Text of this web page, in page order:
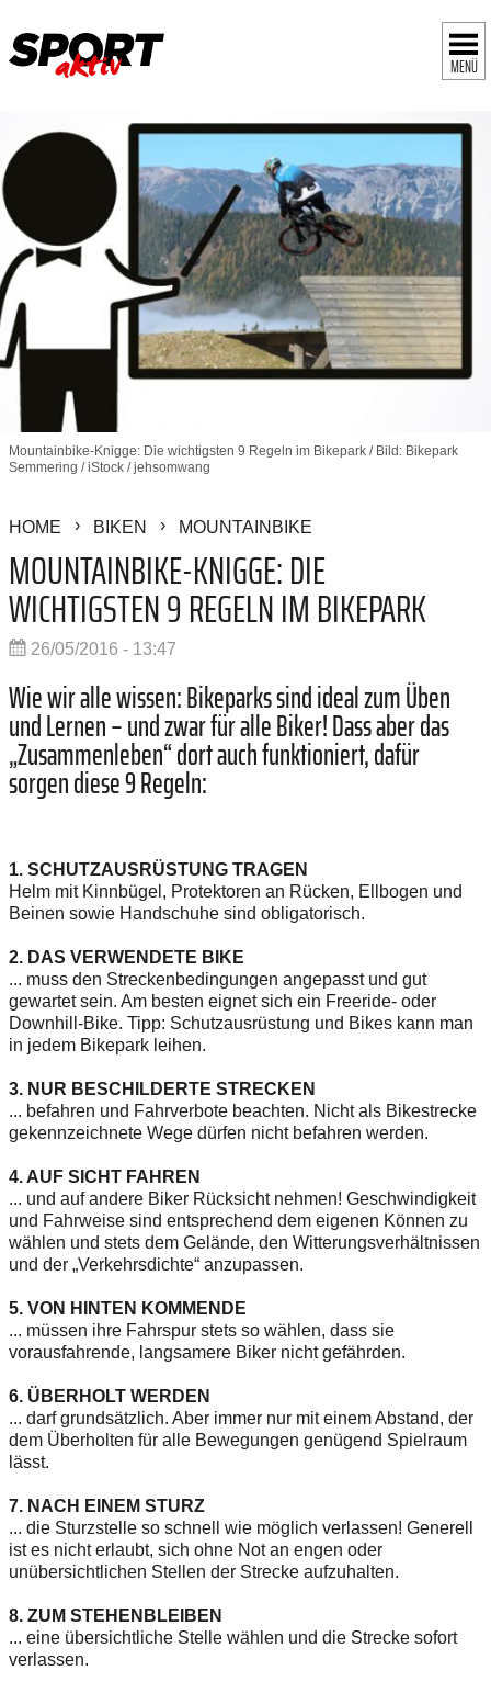
MENÜ
Mountainbike-Knigge: Die wichtigsten 9 Regeln im Bikepark / Bild: Bikepark
Semmering / iStock / jehsomwang
HOME BIKEN MOUNTAINBIKE
MOUNTAINBIKE-KNIGGE: DIE
WICHTIGSTEN 9 REGELN IM BIKEPARK
26/05/2016 - 13:47
Wie wir alle wissen: Bikeparks sind ideal zum Üben
und Lernen – und zwar für alle Biker! Dass aber das
„Zusammenleben“ dort auch funktioniert, dafür
sorgen diese 9 Regeln:
1. SCHUTZAUSRÜSTUNG TRAGEN
Helm mit Kinnbügel, Protektoren an Rücken, Ellbogen und
Beinen sowie Handschuhe sind obligatorisch.
2. DAS VERWENDETE BIKE
... muss den Streckenbedingungen angepasst und gut
gewartet sein. Am besten eignet sich ein Freeride- oder
Downhill-Bike. Tipp: Schutzausrüstung und Bikes kann man
in jedem Bikepark leihen.
3. NUR BESCHILDERTE STRECKEN
... befahren und Fahrverbote beachten. Nicht als Bikestrecke
gekennzeichnete Wege dürfen nicht befahren werden.
4. AUF SICHT FAHREN
... und auf andere Biker Rücksicht nehmen! Geschwindigkeit
und Fahrweise sind entsprechend dem eigenen Können zu
wählen und stets dem Gelände, den Witterungsverhältnissen
und der „Verkehrsdichte“ anzupassen.
5. VON HINTEN KOMMENDE
... müssen ihre Fahrspur stets so wählen, dass sie
vorausfahrende, langsamere Biker nicht gefährden.
6. ÜBERHOLT WERDEN
... darf grundsätzlich. Aber immer nur mit einem Abstand, der
dem Überholten für alle Bewegungen genügend Spielraum
lässt.
7. NACH EINEM STURZ
... die Sturzstelle so schnell wie möglich verlassen! Generell
ist es nicht erlaubt, sich ohne Not an engen oder
unübersichtlichen Stellen der Strecke aufzuhalten.
8. ZUM STEHENBLEIBEN
... eine übersichtliche Stelle wählen und die Strecke sofort
verlassen.